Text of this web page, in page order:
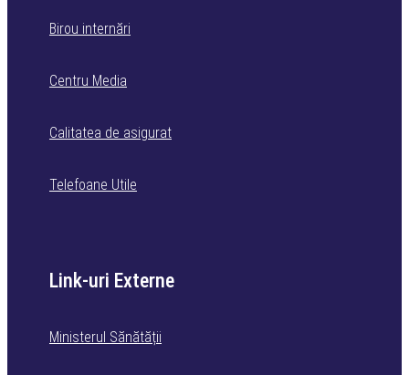
Birou internări
Centru Media
Calitatea de asigurat
Telefoane Utile
Link-uri Externe
Ministerul Sănătății